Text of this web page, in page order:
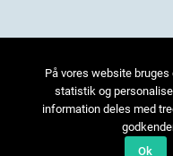
På vores website
statistik og
information deles med
Ok